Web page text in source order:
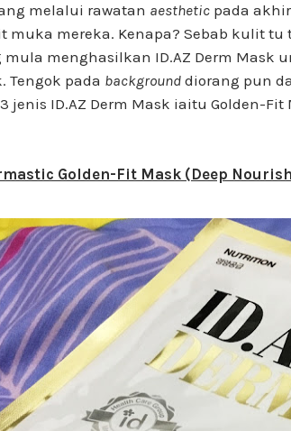
melalui rawatan aestheticpada
muka mereka. Kenapa? Sebab kulit tu
mula menghasilkan ID.AZ Derm
Tengok pada backgrounddiorang pun
jenis ID.AZ Derm Mask iaitu Golden-
Golden-Fit Mask (Deep